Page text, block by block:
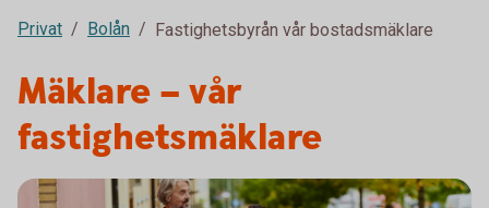
Privat Bolån Fastighetsbyrån vår bostadsmäklare
Mäklare – vår
fastighetsmäklare